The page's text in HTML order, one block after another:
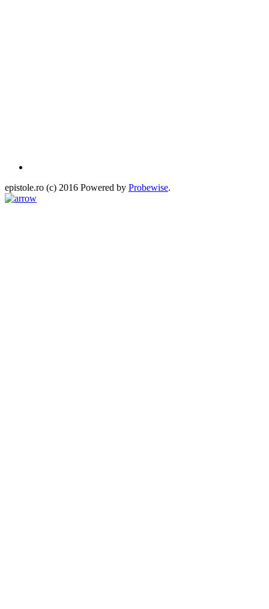
epistole.ro (c) 2016 Powered by Probewise.